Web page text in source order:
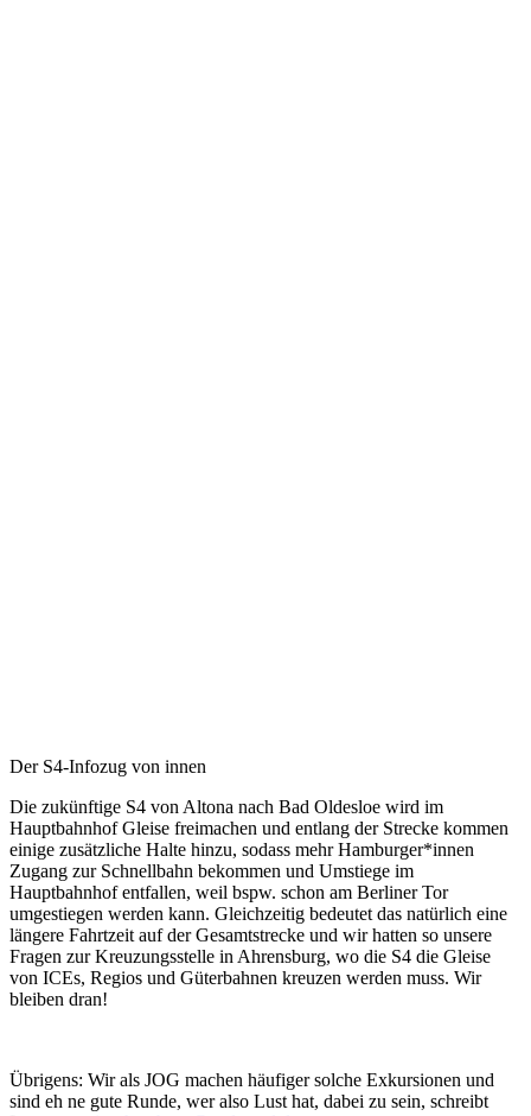
Der S4-Infozug von innen
Die zukünftige S4 von Altona nach Bad Oldesloe wird im
Hauptbahnhof Gleise freimachen und entlang der Strecke kommen
einige zusätzliche Halte hinzu, sodass mehr Hamburger*innen
Zugang zur Schnellbahn bekommen und Umstiege im
Hauptbahnhof entfallen, weil bspw. schon am Berliner Tor
umgestiegen werden kann. Gleichzeitig bedeutet das natürlich eine
längere Fahrtzeit auf der Gesamtstrecke und wir hatten so unsere
Fragen zur Kreuzungsstelle in Ahrensburg, wo die S4 die Gleise
von ICEs, Regios und Güterbahnen kreuzen werden muss. Wir
bleiben dran!
Übrigens: Wir als JOG machen häufiger solche Exkursionen und
sind eh ne gute Runde, wer also Lust hat, dabei zu sein, schreibt